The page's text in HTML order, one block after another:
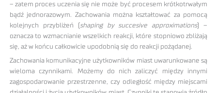
– zatem proces uczenia się nie może być procesem krótkotrwałym
bądź jednorazowym. Zachowania można kształtować za pomocą
kolejnych przybliżeń (shaping by succesive approximations) –
oznacza to wzmacnianie wszelkich reakcji, które stopniowo zbliżają
się, aż w końcu całkowicie upodobnią się do reakcji pożądanej.
Zachowania komunikacyjne użytkowników miast uwarunkowane są
wieloma czynnikami. Możemy do nich zaliczyć między innymi
zagospodarowanie przestrzenne, czy odległość między miejscami